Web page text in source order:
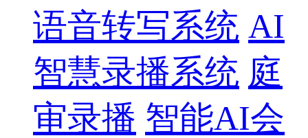
语音转写系统 AI
智慧录播系统 庭
审录播 智能AI会